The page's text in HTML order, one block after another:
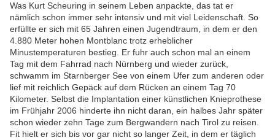
Was Kurt Scheuring in seinem Leben anpackte, das tat er
nämlich schon immer sehr intensiv und mit viel Leidenschaft. So
erfüllte er sich mit 65 Jahren einen Jugendtraum, in dem er den
4.880 Meter hohen Montblanc trotz erheblicher
Minustemperaturen bestieg. Er fuhr auch schon mal an einem
Tag mit dem Fahrrad nach Nürnberg und wieder zurück,
schwamm im Starnberger See von einem Ufer zum anderen oder
lief mit reichlich Gepäck auf dem Rücken an einem Tag 70
Kilometer. Selbst die Implantation einer künstlichen Knieprothese
im Frühjahr 2006 hinderte ihn nicht daran, ein halbes Jahr später
schon wieder zehn Tage zum Bergwandern nach Tirol zu reisen.
Fit hielt er sich bis vor gar nicht so langer Zeit, in dem er täglich